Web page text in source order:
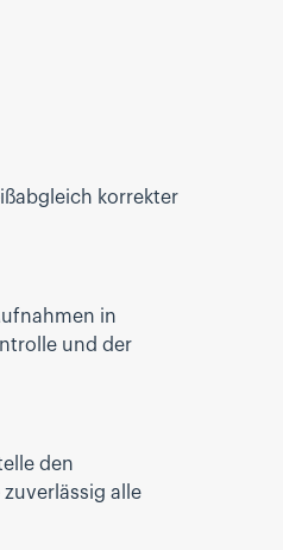
korrekter
in
und der
den
alle